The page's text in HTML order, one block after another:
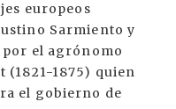
europeos
Sarmiento y
por el agrónomo
(1821-1875) quien
el gobierno de